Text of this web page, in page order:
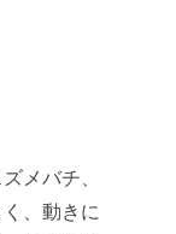
メバチ、
、動きに